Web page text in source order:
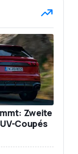
Zweite
Coupés